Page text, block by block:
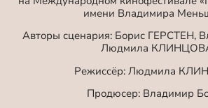
имени Владимира
Авторы сценария: Борис ГЕРСТЕН,
Людмила
Режиссёр: Людмила
Продюсер: Владимир